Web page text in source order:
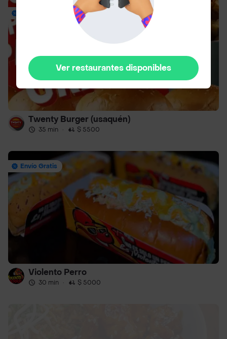
Twenty Burger (usaquén)
35 min · $ 5500
Envío Gratis
Violento Perro
30 min · $ 5000
Ver restaurantes disponibles